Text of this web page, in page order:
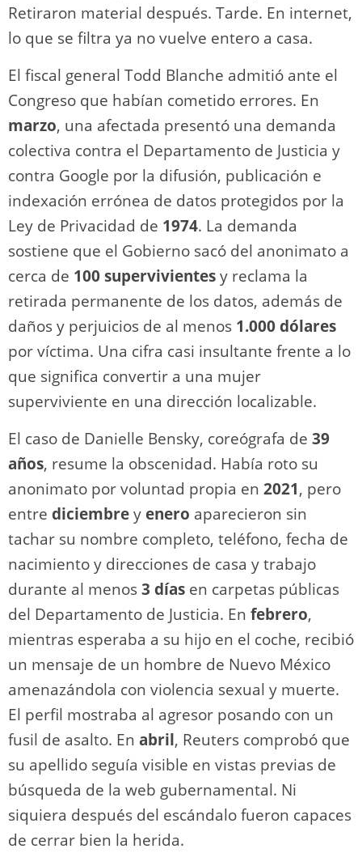
Retiraron material después. Tarde. En internet,
lo que se filtra ya no vuelve entero a casa.
El fiscal general Todd Blanche admitió ante el
Congreso que habían cometido errores. En
marzo, una afectada presentó una demanda
colectiva contra el Departamento de Justicia y
contra Google por la difusión, publicación e
indexación errónea de datos protegidos por la
Ley de Privacidad de 1974. La demanda
sostiene que el Gobierno sacó del anonimato a
cerca de 100 supervivientesy reclama la
retirada permanente de los datos, además de
daños y perjuicios de al menos 1.000 dólares
por víctima. Una cifra casi insultante frente a lo
que significa convertir a una mujer
superviviente en una dirección localizable.
El caso de Danielle Bensky, coreógrafa de 39
años, resume la obscenidad. Había roto su
anonimato por voluntad propia en 2021, pero
entre diciembrey enero aparecieron sin
tachar su nombre completo, teléfono, fecha de
nacimiento y direcciones de casa y trabajo
durante al menos3 días en carpetas públicas
del Departamento de Justicia. En febrero,
mientras esperaba a su hijo en el coche, recibió
un mensaje de un hombre de Nuevo México
amenazándola con violencia sexual y muerte.
El perfil mostraba al agresor posando con un
fusil de asalto. En abril, Reuters comprobó que
su apellido seguía visible en vistas previas de
búsqueda de la web gubernamental. Ni
siquiera después del escándalo fueron capaces
de cerrar bien la herida.